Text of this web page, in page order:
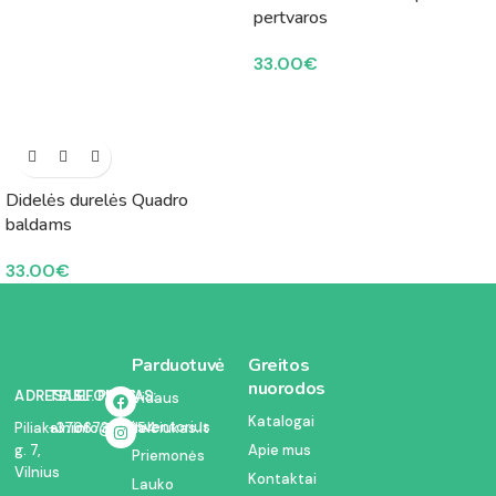
Didelės durelės Quadro
baldams
33.00€
pertvaros
33.00€
ADRESAS:
Piliakalnio
g. 7,
Vilnius
TELEFONAS:
+37067350054
EL. PAŠTAS:
info@kodelciukas.lt
Parduotuvė
Vidaus
inventorius
Priemonės
Lauko
Greitos
nuorodos
Katalogai
Apie mus
Kontaktai